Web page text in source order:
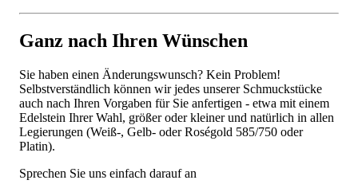
Ganz nach Ihren Wünschen
Sie haben einen Änderungswunsch? Kein Problem!
Selbstverständlich können wir jedes unserer Schmuckstücke
auch nach Ihren Vorgaben für Sie anfertigen - etwa mit einem
Edelstein Ihrer Wahl, größer oder kleiner und natürlich in allen
Legierungen (Weiß-, Gelb- oder Roségold 585/750 oder
Platin).
Sprechen Sie uns einfach darauf an